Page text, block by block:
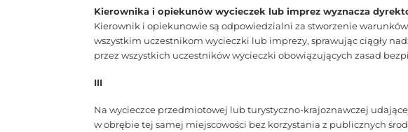
Kierownika i opiekunów wycieczek lub imprez wyznacza
Kierownik i opiekunowie są odpowiedzialni za stworzenie
wszystkim uczestnikom wycieczki lub imprezy, sprawując ciągły
przez wszystkich uczestników wycieczki obowiązujących zasad
III
Na wycieczce przedmiotowej lub turystyczno-krajoznawczej
w obrębie tej samej miejscowości bez korzystania z publicznych